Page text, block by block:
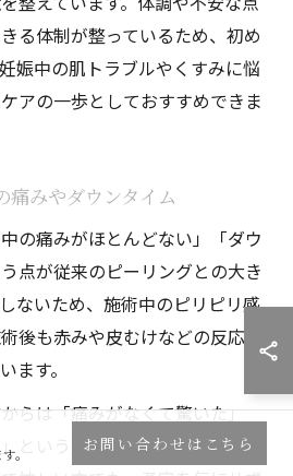
る体制が整っているため、初め
娠中の肌トラブルやくすみに悩
アの一歩としておすすめできま
痛みやダウンタイム
の痛みがほとんどない」「ダウ
点が従来のピーリングとの大き
ないため、施術中のピリピリ感
後も赤みや皮むけなどの反応が
ます。
らは「痛みがなくて驚いた」
という声が寄せられています。
。 お問い合わせはこちら